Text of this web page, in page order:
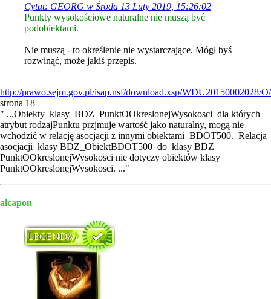
Cytat: GEORG w Środa 13 Luty 2019, 15:26:02
Punkty wysokościowe naturalne nie muszą być
podobiektami.
Nie muszą - to określenie nie wystarczające. Mógł byś
rozwinąć, może jakiś przepis.
http://prawo.sejm.gov.pl/isap.nsf/download.xsp/WDU20150002028/
strona 18
" ...Obiekty klasy BDZ_PunktOOkreslonejWysokosci dla których
atrybut rodzajPunktu przjmuje wartość jako naturalny, mogą nie
wchodzić w relację asocjacji z innymi obiektami BDOT500. Relacja
asocjacji klasy BDZ_ObiektBDOT500 do klasy BDZ
PunktOOkreslonejWysokosci nie dotyczy obiektów klasy
PunktOOkreslonejWysokosci. ..."
alcapon